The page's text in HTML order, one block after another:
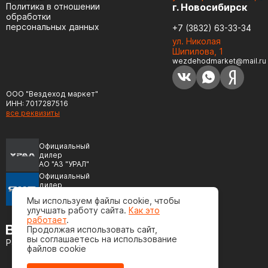
ООО "Вездеход маркет"
ИНН: 7017287516
все реквизиты
Официальный
дилер
АО "АЗ "УРАЛ"
Официальный
дилер
(ЯМЗ)
Разработка сайта
Политика в отношении
обработки
персональных данных
г. Новосибирск
+7 (3832) 63-33-34
ул. Николая
Шипилова, 1
wezdehodmarket@mail.ru
Мы используем файлы cookie, чтобы
улучшать работу сайта. Как это
работает.
Продолжая использовать сайт,
вы соглашаетесь на использование
файлов cookie